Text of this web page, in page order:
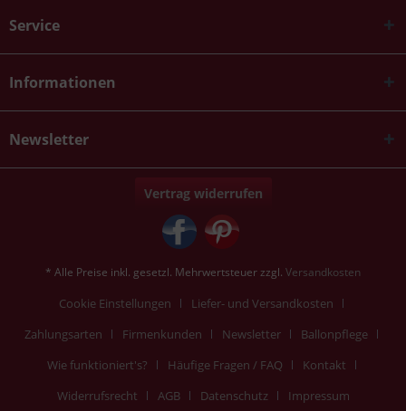
Service
Informationen
Newsletter
Vertrag widerrufen
* Alle Preise inkl. gesetzl. Mehrwertsteuer zzgl. Versandkosten
Cookie Einstellungen
Liefer- und Versandkosten
Zahlungsarten
Firmenkunden Newsletter
Ballonpflege
Wie funktioniert's?
Häufige Fragen / FAQ
Kontakt
Widerrufsrecht
AGB Datenschutz Impressum